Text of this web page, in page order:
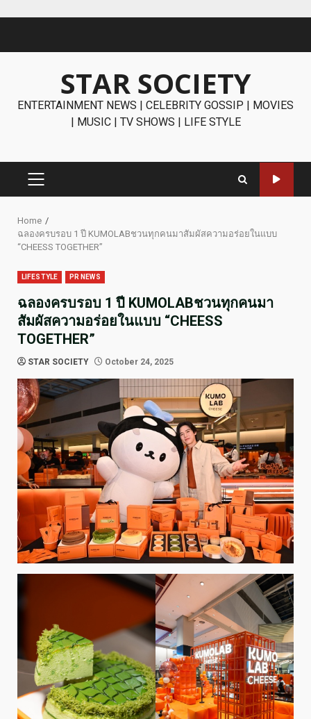
STAR SOCIETY
ENTERTAINMENT NEWS | CELEBRITY GOSSIP | MOVIES
| MUSIC | TV SHOWS | LIFE STYLE
PRIMARY
Home
ฉลองครบรอบ 1 ปี KUMOLABชวนทุกคนมาสัมผัสความอร่อยในแบบ
“CHEESS TOGETHER”
LIFESTYLE PR NEWS
ฉลองครบรอบ 1 ปี KUMOLABชวนทุกคนมา
สัมผัสความอร่อยในแบบ “CHEESS
TOGETHER”
STAR SOCIETY October 24, 2025